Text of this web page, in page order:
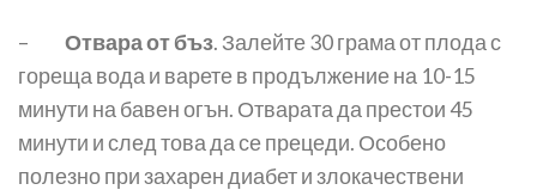
– Отвара от бъз. Залейте 30 грама от плода с
гореща вода и варете в продължение на 10-15
минути на бавен огън. Отварата да престои 45
минути и след това да се прецеди. Особено
полезно при захарен диабет и злокачествени